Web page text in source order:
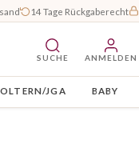
14 Tage Rückgaberecht
SUCHE ANMELDEN
JGA BABY